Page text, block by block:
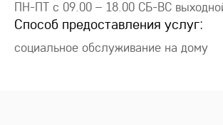
ПН-ПТ с 09.00 – 18.00 СБ-ВС
Способ предоставления услуг:
социальное обслуживание на дому